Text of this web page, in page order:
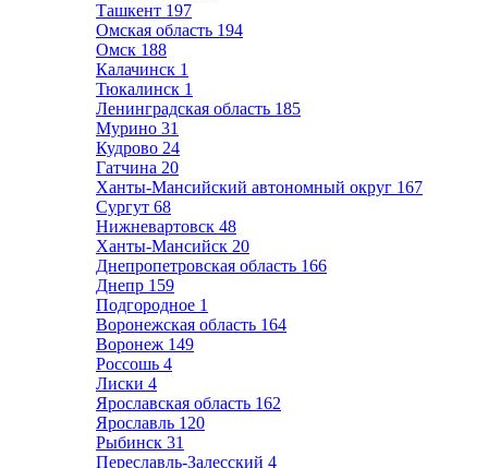
Ташкент 197
Омская область 194
Омск 188
Калачинск 1
Тюкалинск 1
Ленинградская область 185
Мурино 31
Кудрово 24
Гатчина 20
Ханты-Мансийский автономный округ 167
Сургут 68
Нижневартовск 48
Ханты-Мансийск 20
Днепропетровская область 166
Днепр 159
Подгородное 1
Воронежская область 164
Воронеж 149
Россошь 4
Лиски 4
Ярославская область 162
Ярославль 120
Рыбинск 31
Переславль-Залесский 4